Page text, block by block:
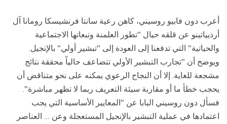
أعرب دون فابيو روسيني، كاهن رعية سانتا فرنشيسكا رومانا آل
أرديياتينو عن قلقه حيال "تطور العلمنة وتبعاتها الاجتماعية
والحياتية" التي تدفعنا إلى العودة إلى "تبشير أولي" بالإنجيل.
ويوضح أن "تجارب التبشير الأولي تتضاعف حالياً محققة نتائج
مشجعة للغاية. إلا أن النجاح الرعوي يمكنه على نحو متناقض أن
يحجب خطأ ما أو مقاربة سيئة التعريف ربما لا تظهر مباشرة".
فسأل دون روسيني البابا عن "المعايير الأساسية التي يجب
اعتمادها في عملية التبشير بالإنجيل المستعجلة وعن … العناصر